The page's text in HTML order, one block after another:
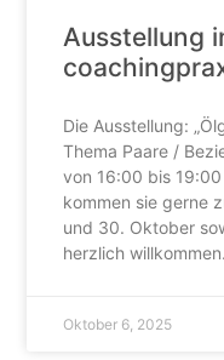
Ausstellung
Die Ausstellung:
Thema Paare /
von 16:00 bis
kommen sie gerne
und 30. Oktober
herzlich willkommen.
Oktober 6, 2025